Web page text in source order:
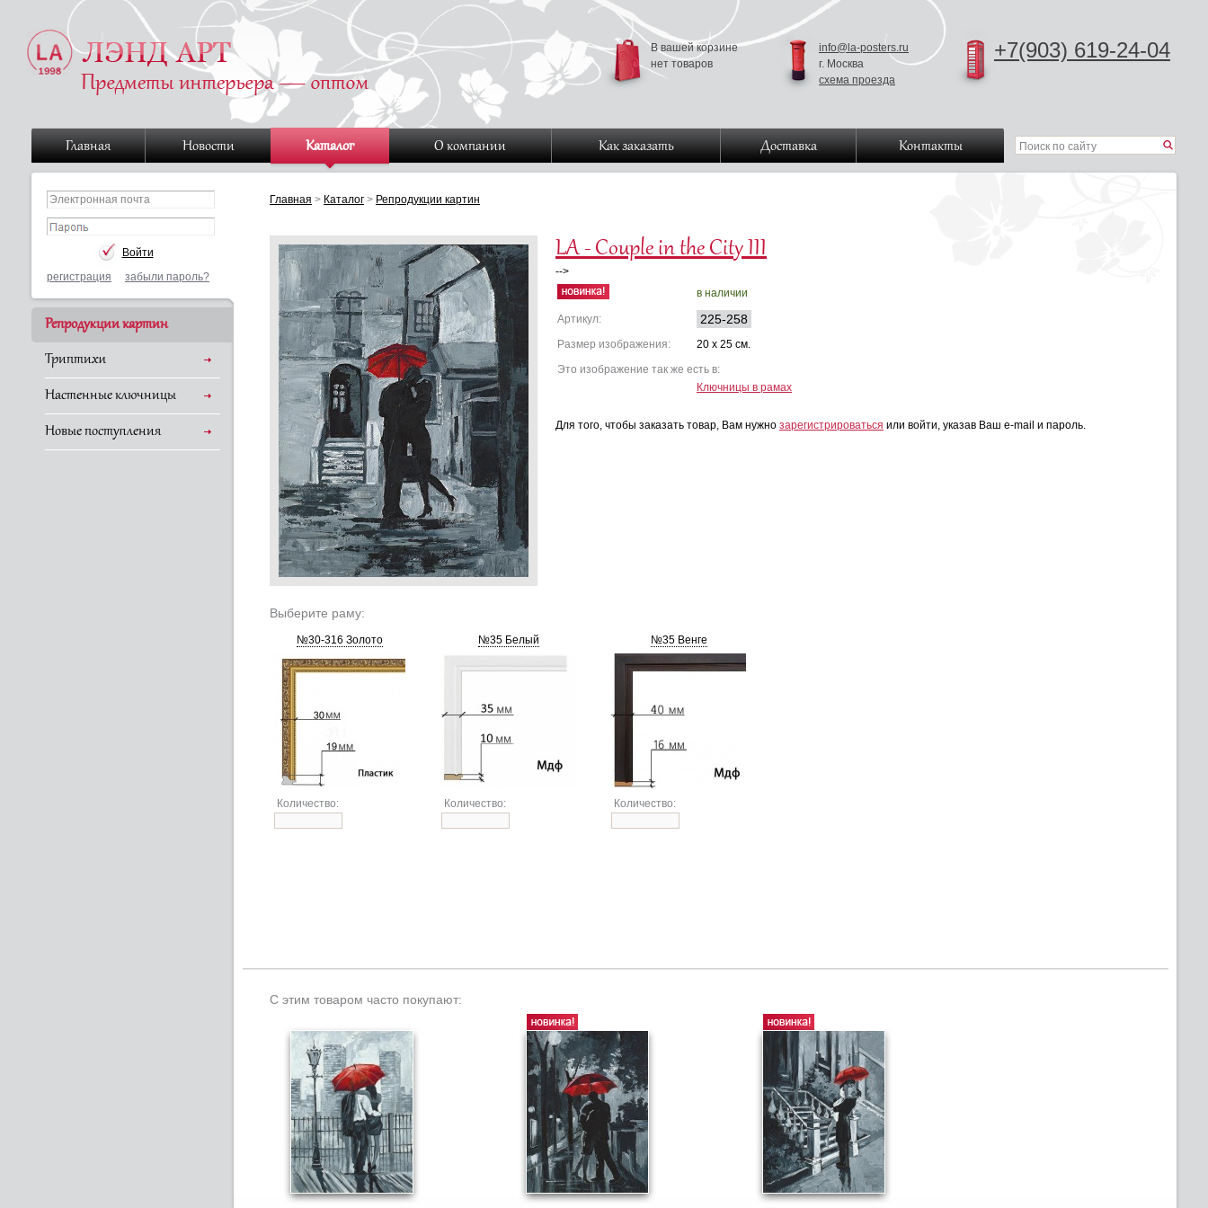
+7(903) 619-24-04
info@la-posters.ru
г. Москва
схема проезда
В вашей корзине
нет товаров
Главная Новости Каталог О компании Как заказать Доставка Контакты
регистрация забыли пароль?
Репродукции картин
Триптихи
Настенные ключницы
Новые поступления
Главная > Каталог > Репродукции картин
LA - Couple in the City III
-->
в наличии
Артикул: 225-258
Размер изображения:
20 x 25 см.
Это изображение так же есть в:
Ключницы в рамах
Для того, чтобы заказать товар, Вам нужно зарегистрироваться или войти, указав Ваш e-mail и пароль.
Выберите раму:
№30-316 Золото
Количество:
№35 Белый
Количество:
№35 Венге
Количество:
С этим товаром часто покупают: